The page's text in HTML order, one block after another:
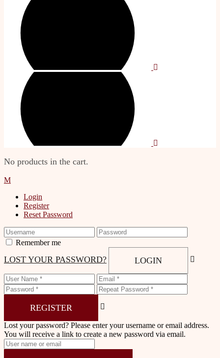
No products in the cart.
Login
Register
Reset Password
Remember me
LOST YOUR PASSWORD? LOGIN
REGISTER
Lost your password? Please enter your username or email address.
You will receive a link to create a new password via email.